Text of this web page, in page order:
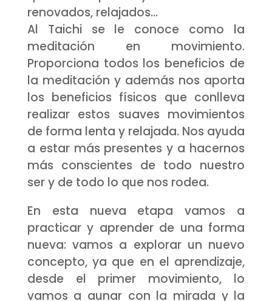
renovados, relajados…
Al Taichi se le conoce como la
meditación en movimiento.
Proporciona todos los beneficios de
la meditación y además nos aporta
los beneficios físicos que conlleva
realizar estos suaves movimientos
de forma lenta y relajada. Nos ayuda
a estar más presentes y a hacernos
más conscientes de todo nuestro
ser y de todo lo que nos rodea.
En esta nueva etapa vamos a
practicar y aprender de una forma
nueva: vamos a explorar un nuevo
concepto, ya que en el aprendizaje,
desde el primer movimiento, lo
vamos a aunar con la mirada y la